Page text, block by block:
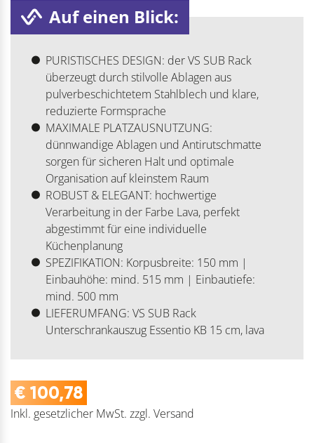
Auf einen Blick:
PURISTISCHES DESIGN: der VS SUB Rack
überzeugt durch stilvolle Ablagen aus
pulverbeschichtetem Stahlblech und klare,
reduzierte Formsprache
MAXIMALE PLATZAUSNUTZUNG:
dünnwandige Ablagen und Antirutschmatte
sorgen für sicheren Halt und optimale
Organisation auf kleinstem Raum
ROBUST & ELEGANT: hochwertige
Verarbeitung in der Farbe Lava, perfekt
abgestimmt für eine individuelle
Küchenplanung
SPEZIFIKATION: Korpusbreite: 150 mm |
Einbauhöhe: mind. 515 mm | Einbautiefe:
mind. 500 mm
LIEFERUMFANG: VS SUB Rack
Unterschrankauszug Essentio KB 15 cm, lava
€ 100,78
Inkl. gesetzlicher MwSt. zzgl. Versand